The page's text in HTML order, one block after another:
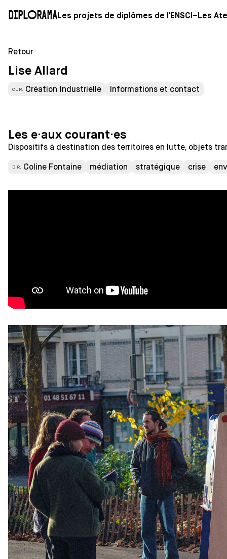
DiploramaLes projets de diplômes de l'ENSCI–Les
Retour
Lise Allard
CUR. Création Industrielle Informations et contact
Les e·aux courant·es
Dispositifs à destination des territoires en lutte, objets
DIR. Coline Fontaine médiation stratégique crise